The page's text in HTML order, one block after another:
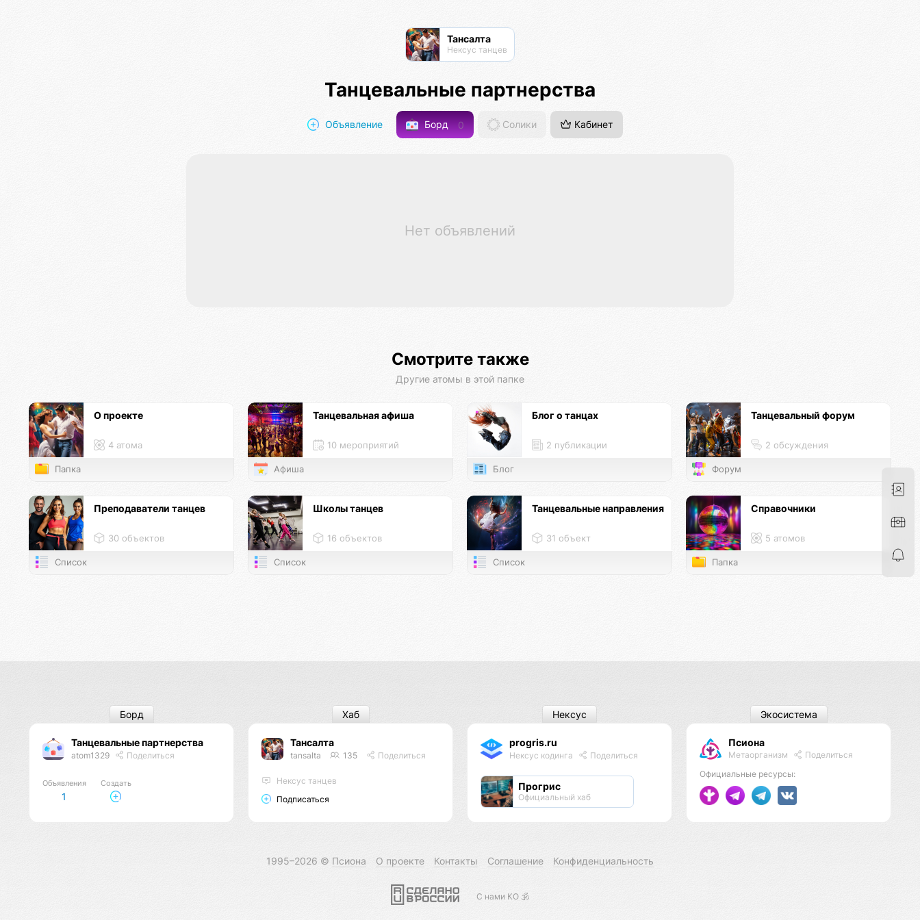
Тансалта
Нексус танцев
Танцевальные партнерства
Объявление Борд 0 Солики Кабинет
Нет объявлений
Смотрите также
Другие атомы в этой папке
О проекте
4 атома
Папка
Танцевальная афиша
10 мероприятий
Афиша
Блог о танцах
2 публикации
Блог
Танцевальный форум
2 обсуждения
Форум
Преподаватели танцев
30 объектов
Список
Школы танцев
16 объектов
Список
Танцевальные направления
31 объект
Список
Справочники
5 атомов
Папка
Танцевальные партнерства
atom1329 Поделиться
Объявления
1
Создать
Борд
Тансалта
tansalta 135 Поделиться
Нексус танцев
Подписаться
Хаб
progris.ru
Нексус кодинга Поделиться
Прогрис
Официальный хаб
Нексус
Псиона
Метаорганизм
Поделиться
Официальные ресурсы:
Экосистема
1995–2026 © Псиона О проекте Контакты Соглашение Конфиденциальность
С нами КО 🕉️